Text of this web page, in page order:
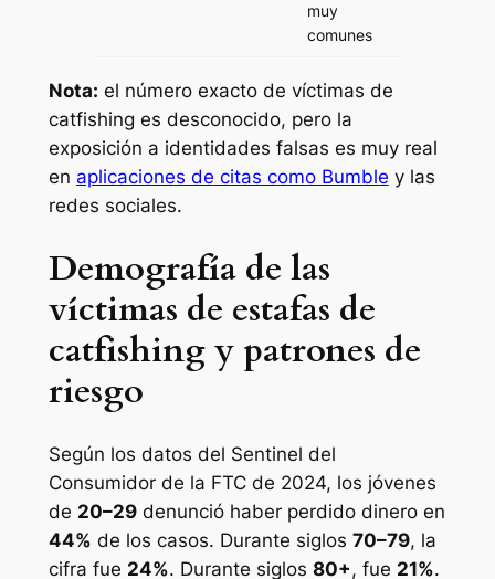
muy
comunes
Nota: el número exacto de víctimas de
catfishing es desconocido, pero la
exposición a identidades falsas es muy real
en aplicaciones de citas como Bumble y las
redes sociales.
Demografía de las
víctimas de estafas de
catfishing y patrones de
riesgo
Según los datos del Sentinel del
Consumidor de la FTC de 2024, los jóvenes
de 20–29denunció haber perdido dinero en
44% de los casos. Durante siglos 70–79, la
cifra fue 24%. Durante siglos 80+, fue 21%.